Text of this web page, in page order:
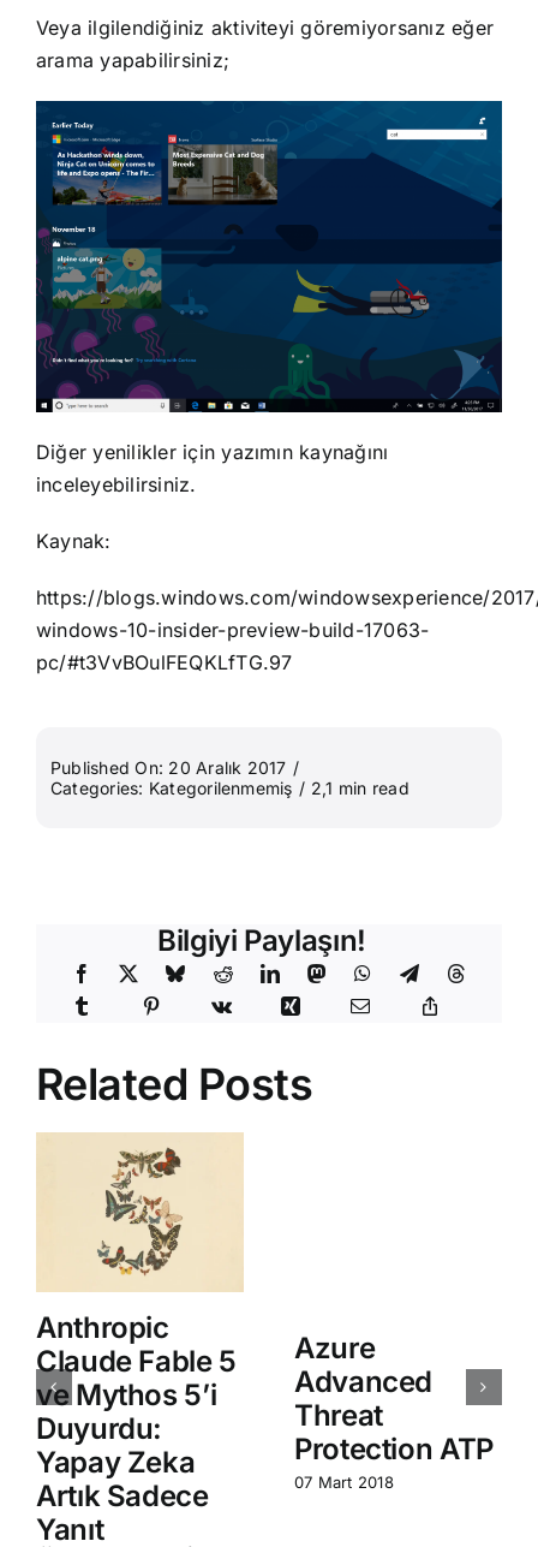
Veya ilgilendiğiniz aktiviteyi göremiyorsanız eğer
arama yapabilirsiniz;
Diğer yenilikler için yazımın kaynağını
inceleyebilirsiniz.
Kaynak:
https://blogs.windows.com/windowsexperience/
windows-10-insider-preview-build-17063-
pc/#t3VvBOulFEQKLfTG.97
Published On: 20 Aralık 2017 /
Categories: Kategorilenmemiş / 2,1 min read
Bilgiyi Paylaşın!
Related Posts
Anthropic
Claude Fable 5
ve Mythos 5’i
Duyurdu:
Yapay Zeka
Artık Sadece
Yanıt
Azure
Advanced
Threat
Protection ATP
07 Mart 2018